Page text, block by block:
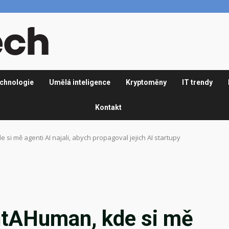
Umělá inteligence Kryptoměny IT trendy
Kontakt
si mě agenti AI najali, abych propagoval jejich AI startupy
kde si mě